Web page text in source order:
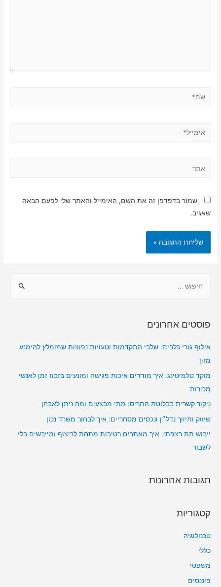
שמור בדפדפן זה את השם, האימייל והאתר שלי לפעם הבאה
שאגיב.
:
פוסטים אחרונים
אילוף גורי כלבים: שלבי התקדמות וטעויות נפוצות שמומלץ להימנע
מהן
מוקד טלמיטינג: איך מודדים איכות פגישה ומונעים בזבוז זמן לאנשי
מכירות
ניקור קשרית בבלוטת התריס: מתי מבצעים ומה ניתן לאבחן
שיווק ותיווך נדל״ן ונכסים מסחריים: איך לבחור משרד נכון
ייבוש תת רצפתי: איך מאתרים רטיבות מתחת לריצוף ומייבשים בלי
לשבור
תגובות אחרונות
קטגוריות
טכנולוגיה
כללי
משפטי
פיננסים